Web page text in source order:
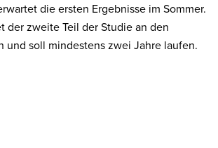
die ersten Ergebnisse im Sommer.
der zweite Teil der Studie an den
und soll mindestens zwei Jahre laufen.